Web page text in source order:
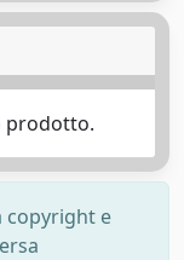
prodotto.
copyright e